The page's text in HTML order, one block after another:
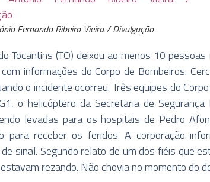
Fernando Ribeiro Vieira / Divulgação
Tocantins (TO) deixou ao menos 10
informações do Corpo de Bombeiros.
o incidente ocorreu. Três equipes do
o helicóptero da Secretaria de Segurança
levadas para os hospitais de Pedro
para receber os feridos. A corporação
sinal. Segundo relato de um dos fiéis que
rezando. Não chovia no momento do